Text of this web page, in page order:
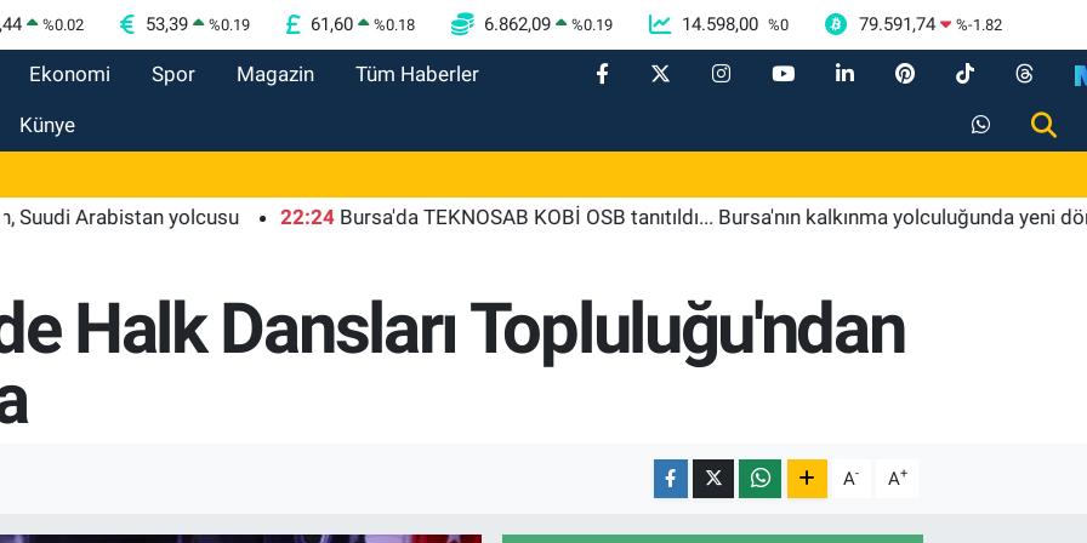
%0.02 53,39 %0.19 61,60 %0.18 6.862,09 %0.19 14.598,00 %0 79.591,74 %-1.82
Ekonomi Spor Magazin Tüm Haberler
Künye
Arabistan yolcusu 22:24 Bursa'da TEKNOSAB KOBİ OSB tanıtıldı... Bursa'nın kalkınma yolculuğunda yeni dönem
Halk Dansları Topluluğu'ndan
A- A+